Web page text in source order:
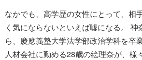
なかでも、高学歴の女性にとって、相
く気にならないといえば嘘になる。
ら、慶應義塾大学法学部政治学科を卒
人材会社に勤める28歳の絵理奈が、様